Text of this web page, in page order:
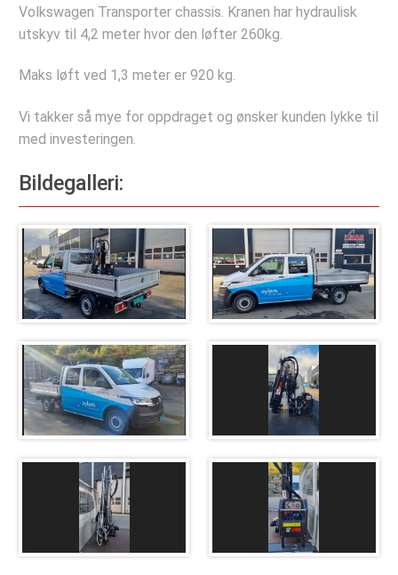
Hydraulisk Hurtiglåssystem
Lastesikring
Tømmerbanker
Verkstedet
Bestill verkstedtime
Bestill årskontroll
Selskapet
Referanseprosjekter
Bildegalleri
Kontakt oss
Volkswagen Transporter chassis. Kranen har hydraulisk
utskyv til 4,2 meter hvor den løfter 260kg.
Maks løft ved 1,3 meter er 920 kg.
Vi takker så mye for oppdraget og ønsker kunden lykke til
med investeringen.
Bildegalleri: